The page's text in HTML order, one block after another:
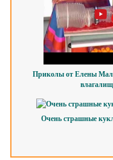
Приколы от Елены
Очень страшные